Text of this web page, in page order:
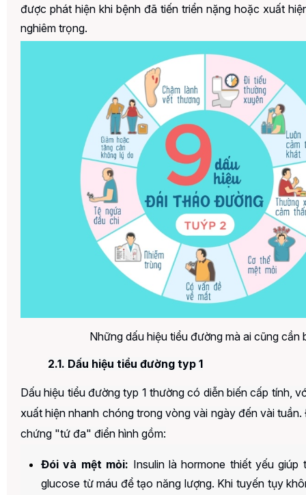
được phát hiện khi bệnh đã tiến triển nặng hoặc xuất
nghiêm trọng.
Những dấu hiệu tiểu đường mà ai cũng cần
2.1. Dấu hiệu tiểu đường typ 1
Dấu hiệu tiểu đườngtyp 1 thường có diễn biến cấp tính,
xuất hiện nhanh chóng trong vòng vài ngày đến vài
chứng "tứ đa" điển hình gồm:
Đói và mệt mỏi: Insulin là hormone thiết yếu giúp
glucose từ máu để tạo năng lượng. Khi tuyến tụy